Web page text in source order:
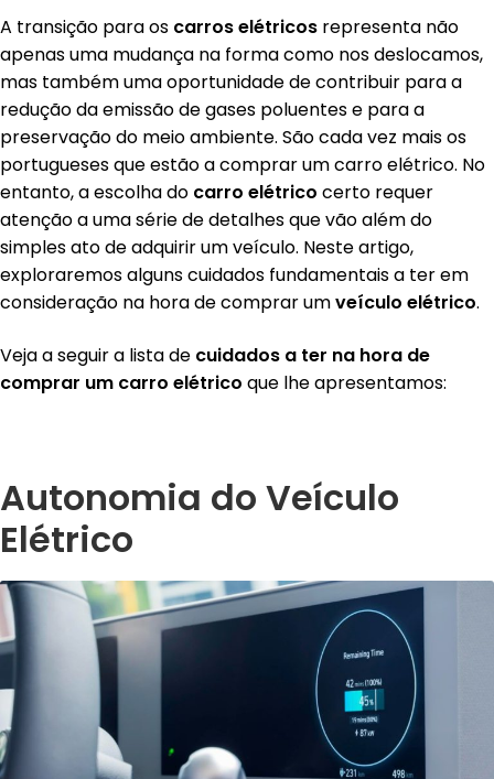
A transição para os carros elétricos representa não
apenas uma mudança na forma como nos deslocamos,
mas também uma oportunidade de contribuir para a
redução da emissão de gases poluentes e para a
preservação do meio ambiente. São cada vez mais os
portugueses que estão a comprar um carro elétrico. No
entanto, a escolha do carro elétrico certo requer
atenção a uma série de detalhes que vão além do
simples ato de adquirir um veículo. Neste artigo,
exploraremos alguns cuidados fundamentais a ter em
consideração na hora de comprar umveículo elétrico.
Veja a seguir a lista de cuidados a ter na hora de
comprar um carro elétrico que lhe apresentamos:
Autonomia do Veículo
Elétrico